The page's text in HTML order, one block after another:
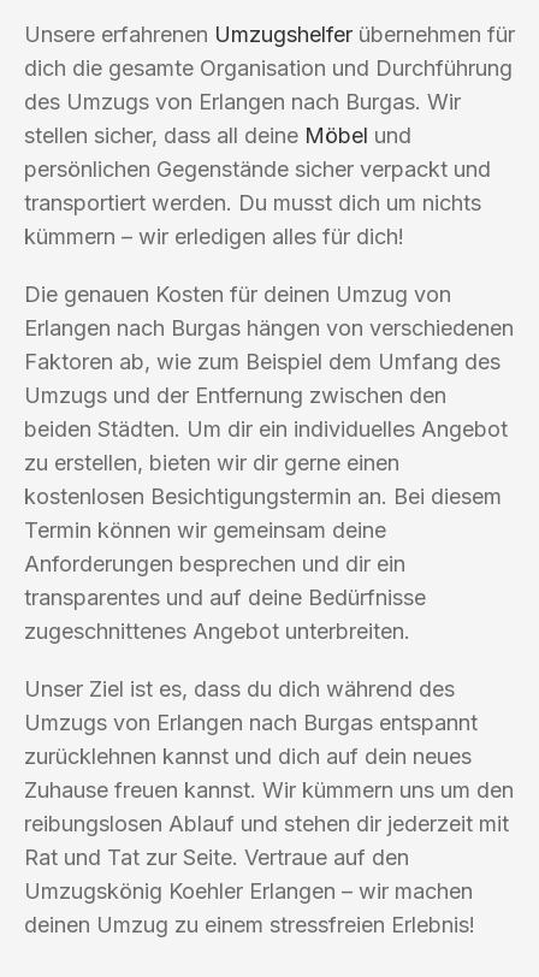
Unsere erfahrenen Umzugshelfer übernehmen für
dich die gesamte Organisation und Durchführung
des Umzugs von Erlangen nach Burgas. Wir
stellen sicher, dass all deine Möbel und
persönlichen Gegenstände sicher verpackt und
transportiert werden. Du musst dich um nichts
kümmern – wir erledigen alles für dich!
Die genauen Kosten für deinen Umzug von
Erlangen nach Burgas hängen von verschiedenen
Faktoren ab, wie zum Beispiel dem Umfang des
Umzugs und der Entfernung zwischen den
beiden Städten. Um dir ein individuelles Angebot
zu erstellen, bieten wir dir gerne einen
kostenlosen Besichtigungstermin an. Bei diesem
Termin können wir gemeinsam deine
Anforderungen besprechen und dir ein
transparentes und auf deine Bedürfnisse
zugeschnittenes Angebot unterbreiten.
Unser Ziel ist es, dass du dich während des
Umzugs von Erlangen nach Burgas entspannt
zurücklehnen kannst und dich auf dein neues
Zuhause freuen kannst. Wir kümmern uns um den
reibungslosen Ablauf und stehen dir jederzeit mit
Rat und Tat zur Seite. Vertraue auf den
Umzugskönig Koehler Erlangen – wir machen
deinen Umzug zu einem stressfreien Erlebnis!